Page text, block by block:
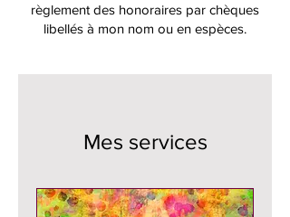
règlement des honoraires par chèques
libellés à mon nom ou en espèces.
Mes services